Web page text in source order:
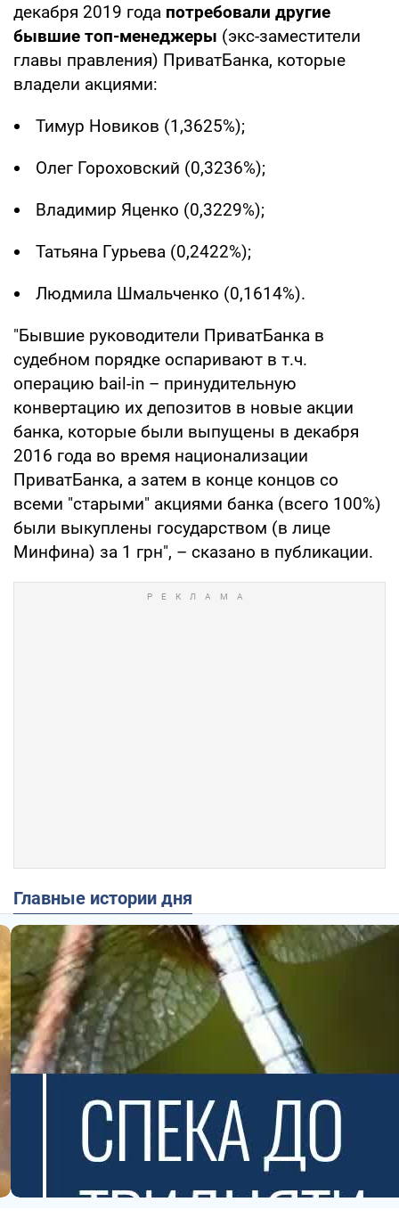
декабря 2019 года потребовали другие
бывшие топ-менеджеры (экс-заместители
главы правления) ПриватБанка, которые
владели акциями:
Тимур Новиков (1,3625%);
Олег Гороховский (0,3236%);
Владимир Яценко (0,3229%);
Татьяна Гурьева (0,2422%);
Людмила Шмальченко (0,1614%).
"Бывшие руководители ПриватБанка в
судебном порядке оспаривают в т.ч.
операцию bail-in – принудительную
конвертацию их депозитов в новые акции
банка, которые были выпущены в декабря
2016 года во время национализации
ПриватБанка, а затем в конце концов со
всеми "старыми" акциями банка (всего 100%)
были выкуплены государством (в лице
Минфина) за 1 грн", – сказано в публикации.
Главные истории дня